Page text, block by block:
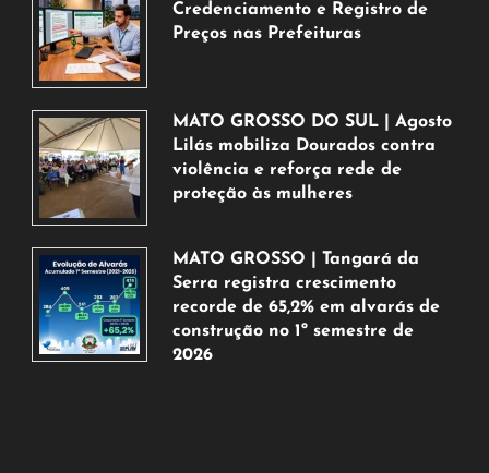
Credenciamento e Registro de
Preços nas Prefeituras
agosto
de
2026
MATO GROSSO DO SUL | Agosto
Lilás mobiliza Dourados contra
violência e reforça rede de
proteção às mulheres
de
agosto
de
2026
MATO GROSSO | Tangará da
Serra registra crescimento
recorde de 65,2% em alvarás de
construção no 1º semestre de
2026